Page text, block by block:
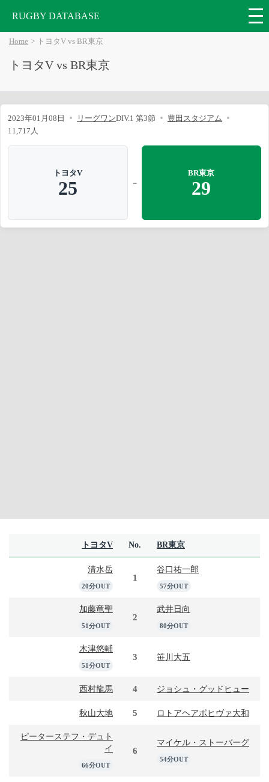
RUGBY DATABASE
Home トヨタV vs BR東京
トヨタV vs BR東京
2023年01月08日 リーグワンDIV.1 第3節
豊田スタジアム
11,717人
トヨタV
25 -
BR東京
29
トヨタV No. BR東京
清水岳
20分OUT
1
谷口祐一郎
57分OUT
加藤竜聖
51分OUT
2
武井日向
80分OUT
木津悠輔
51分OUT
3 笹川大五
西村龍馬 4 ジョシュ・グッドヒュー
秋山大地 5 ロトアヘアポヒヴァ大和
ピーターステフ・デュト
イ
66分OUT
6
マイケル・ストーバーグ
54分OUT